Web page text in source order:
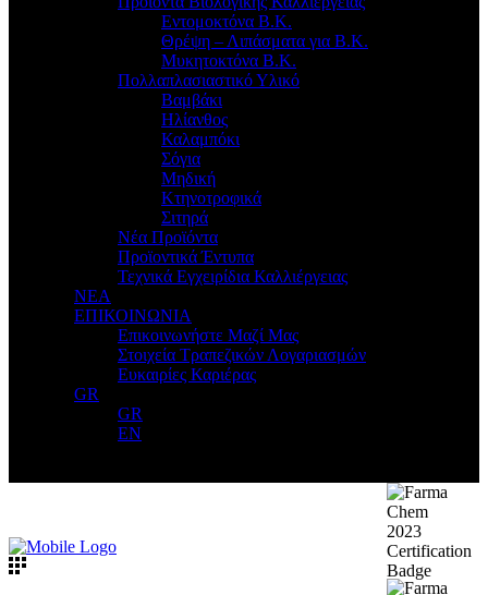
Εντομοκτόνα Β.Κ.
Θρέψη – Λιπάσματα για Β.Κ.
Μυκητοκτόνα Β.Κ.
Πολλαπλασιαστικό Υλικό
Βαμβάκι
Ηλίανθος
Καλαμπόκι
Σόγια
Μηδική
Κτηνοτροφικά
Σιτηρά
Νέα Προϊόντα
Προϊοντικά Έντυπα
Τεχνικά Εγχειρίδια Καλλιέργειας
ΝΕΑ
ΕΠΙΚΟΙΝΩΝΙΑ
Επικοινωνήστε Μαζί Μας
Στοιχεία Τραπεζικών Λογαριασμών
Ευκαιρίες Καριέρας
GR
GR
EN